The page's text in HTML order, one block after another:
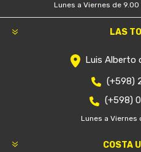
Lunes a Viernes de 9.00
LAS
Luis Alberto
(+598)
(+598)
Lunes a Viernes
COSTA